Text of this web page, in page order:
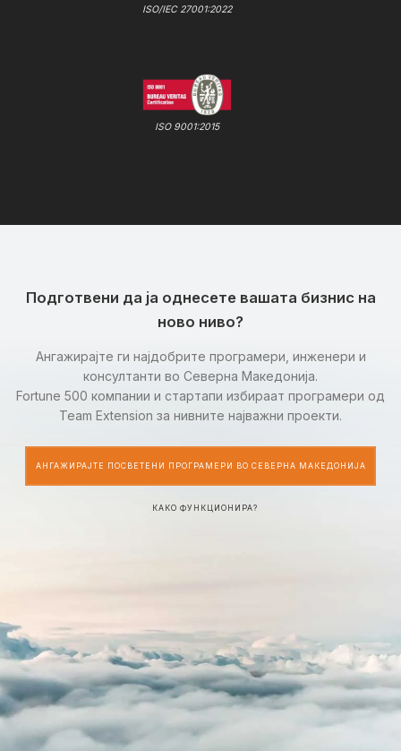
ISO/IEC 27001:2022
ISO 9001:2015
Подготвени да ја однесете вашата бизнис на
ново ниво?
Ангажирајте ги најдобрите програмери, инженери и
консултанти во Северна Македонија.
Fortune 500 компании и стартапи избираат програмери од
Team Extension за нивните најважни проекти.
АНГАЖИРАЈТЕ ПОСВЕТЕНИ ПРОГРАМЕРИ ВО СЕВЕРНА МАКЕДОНИЈА
КАКО ФУНКЦИОНИРА?